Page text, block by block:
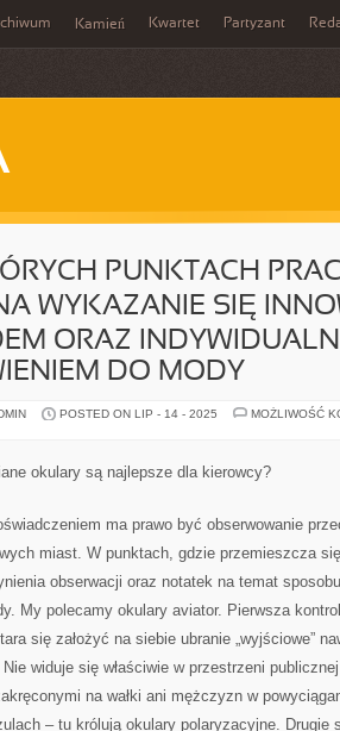
Kamień Kwartet Partyzant
PUNKTACH
WYKAZANIE SIĘ
ORAZ
DO MODY
POSTED ON LIP - 14 - 2025
MOŻLIWOŚĆ
okulary są najlepsze dla kierowcy?
ma prawo być obserwowanie
miast. W punktach, gdzie przemieszcza
obserwacji oraz notatek na temat
My polecamy okulary aviator. Pierwsza
się założyć na siebie ubranie „wyjściowe”
widuje się właściwie w przestrzeni
na wałki ani mężczyzn w
– tu królują okulary polaryzacyjne. Drugie